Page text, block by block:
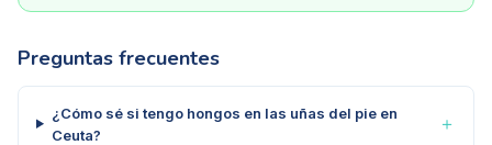
Preguntas frecuentes
¿Cómo sé si tengo hongos en las uñas del pie en
Ceuta?
＋